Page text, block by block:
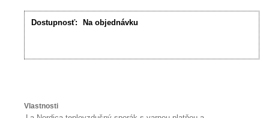
Dostupnosť: Na objednávku
Vlastnosti